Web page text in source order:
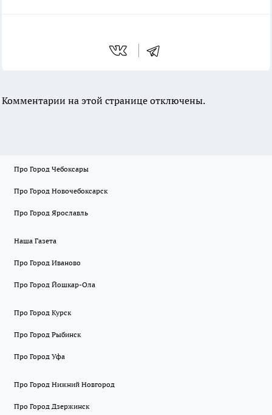
Комментарии на этой странице отключены.
Про Город Чебоксары
Про Город Новочебоксарск
Про Город Ярославль
Наша Газета
Про Город Иваново
Про Город Йошкар-Ола
Про Город Курск
Про Город Рыбинск
Про Город Уфа
Про Город Нижний Новгород
Про Город Дзержинск